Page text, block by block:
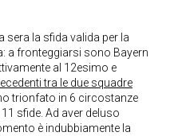
sera la sfida valida per la
a fronteggiarsi sono Bayern
al 12esimo e
tra le due squadre
trionfato in 6 circostanze
sfide. Ad aver deluso
è indubbiamente la